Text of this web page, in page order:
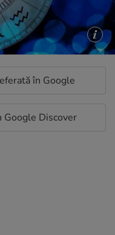
în Google
Google Discover